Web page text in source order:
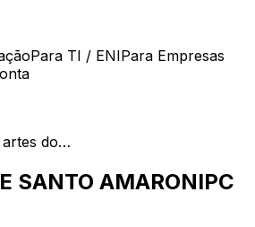
Para TI / ENIPara Empresas
artes do…
SANTO AMARONIPC